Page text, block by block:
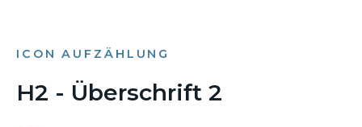
ICON AUFZÄHLUNG
H2 - Überschrift 2